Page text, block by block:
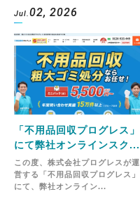
Jul. 02, 2026
「不用品回収プログレス」
にて弊社オンラインスク...
この度、株式会社プログレスが運
営する「不用品回収プログレス」
にて、弊社オンライン...